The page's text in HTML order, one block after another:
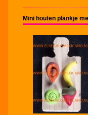
Mini houten plankje